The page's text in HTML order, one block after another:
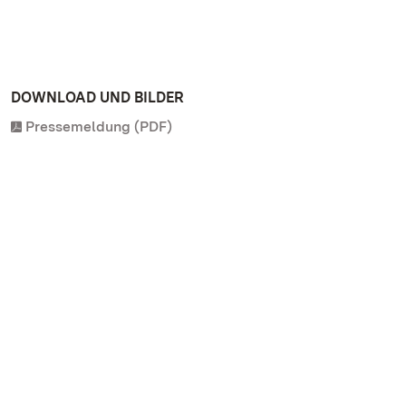
DOWNLOAD UND BILDER
Pressemeldung (PDF)